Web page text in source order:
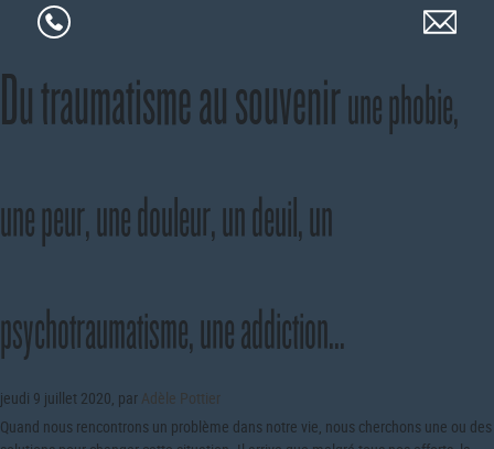
Du traumatisme au souvenirune phobie,
une peur, une douleur, un deuil, un
psychotraumatisme, une addiction...
jeudi 9 juillet 2020 par Adèle Pottier
Quand nous rencontrons un problème dans notre vie, nous cherchons une ou des